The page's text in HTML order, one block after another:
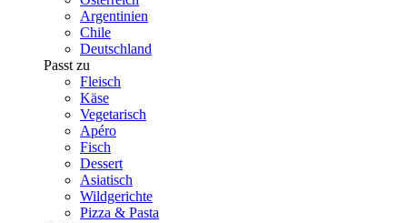
Argentinien
Chile
Deutschland
Passt zu
Fleisch
Käse
Vegetarisch
Apéro
Fisch
Dessert
Asiatisch
Wildgerichte
Pizza & Pasta